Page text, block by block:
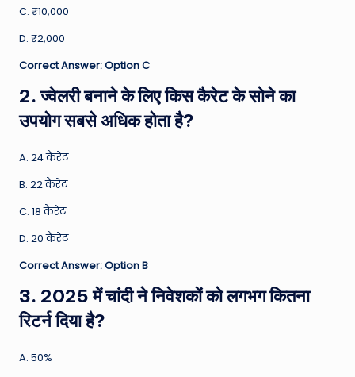
C. ₹10,000
D. ₹2,000
Correct Answer: Option C
2. ज्वेलरी बनाने के लिए किस कैरेट के सोने का
उपयोग सबसे अधिक होता है?
A. 24 कैरेट
B. 22 कैरेट
C. 18 कैरेट
D. 20 कैरेट
Correct Answer: Option B
3. 2025 में चांदी ने निवेशकों को लगभग कितना
रिटर्न दिया है?
A. 50%